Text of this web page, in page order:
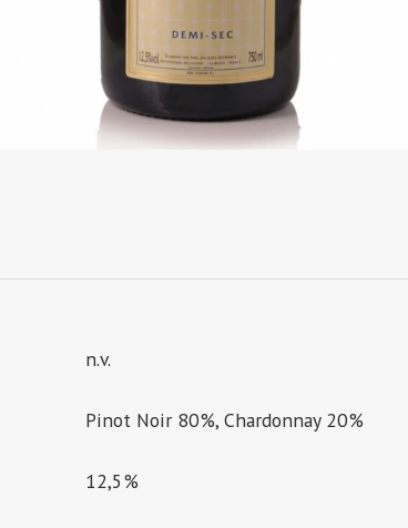
n.v.
Pinot Noir 80%, Chardonnay 20%
12,5%